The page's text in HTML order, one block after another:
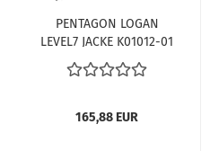
PENTAGON LOGAN
LEVEL7 JACKE K01012-01
SCHWARZ
165,88 EUR